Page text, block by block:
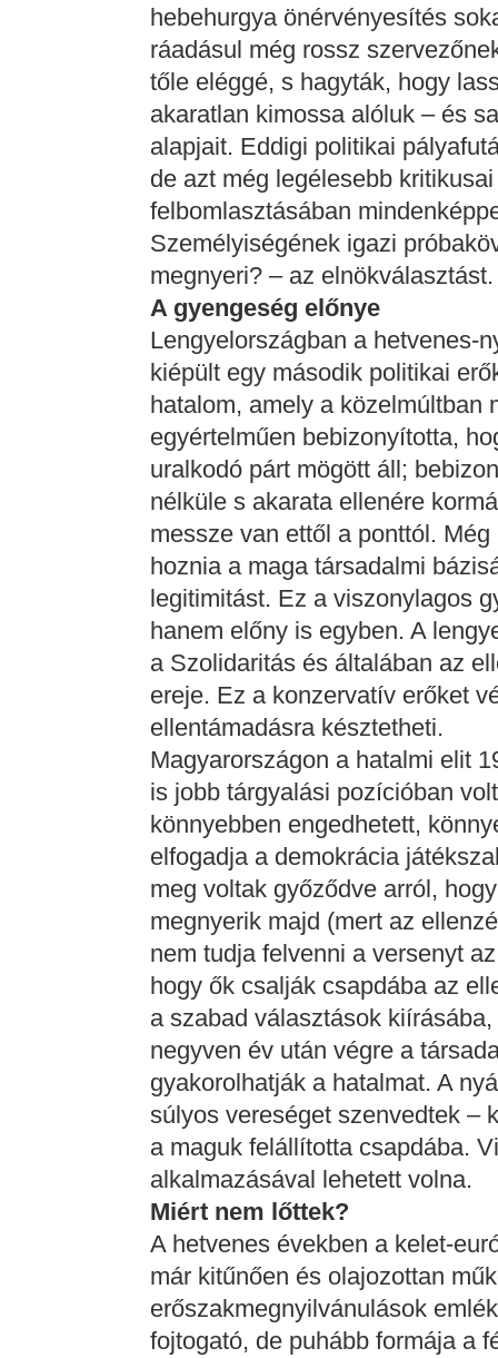
hebehurgya önérvényesítés
ráadásul még rossz
tőle eléggé, s hagyták, hogy
akaratlan kimossa alóluk – és
alapjait. Eddigi politikai
de azt még legélesebb
felbomlasztásában
Személyiségének igazi
megnyeri? – az elnökválasztást.
A gyengeség előnye
Lengyelországban a hetvenes-
kiépült egy második politikai
hatalom, amely a közelmúltban
egyértelműen bebizonyította,
uralkodó párt mögött áll;
nélküle s akarata ellenére
messze van ettől a ponttól.
hoznia a maga társadalmi
legitimitást. Ez a viszonylagos
hanem előny is egyben. A
a Szolidaritás és általában az
ereje. Ez a konzervatív erőket
ellentámadásra késztetheti.
Magyarországon a hatalmi elit
is jobb tárgyalási pozícióban
könnyebben engedhetett,
elfogadja a demokrácia
meg voltak győződve arról,
megnyerik majd (mert az
nem tudja felvenni a versenyt
hogy ők csalják csapdába az
a szabad választások
negyven év után végre a
gyakorolhatják a hatalmat. A
súlyos vereséget szenvedtek –
a maguk felállította csapdába.
alkalmazásával lehetett volna.
Miért nem lőttek?
A hetvenes években a kelet-
már kitűnően és olajozottan
erőszakmegnyilvánulások
fojtogató, de puhább formája a